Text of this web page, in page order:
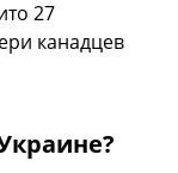
27
канадцев